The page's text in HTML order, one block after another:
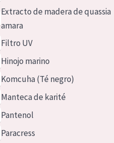
Extracto de madera de quassia
amara
Filtro UV
Hinojo marino
Komcuha (Té negro)
Manteca de karité
Pantenol
Paracress